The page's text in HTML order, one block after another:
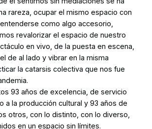
rareza, ocupar el mismo espacio con
como algo accesorio,
revalorizar el espacio de nuestro
en vivo, de la puesta en escena,
de al lado y vibrar en la misma
la catarsis colectiva que nos fue
93 años de excelencia, de servicio
a la producción cultural y 93 años de
otros, con lo distinto, con lo diverso,
en un espacio sin límites.